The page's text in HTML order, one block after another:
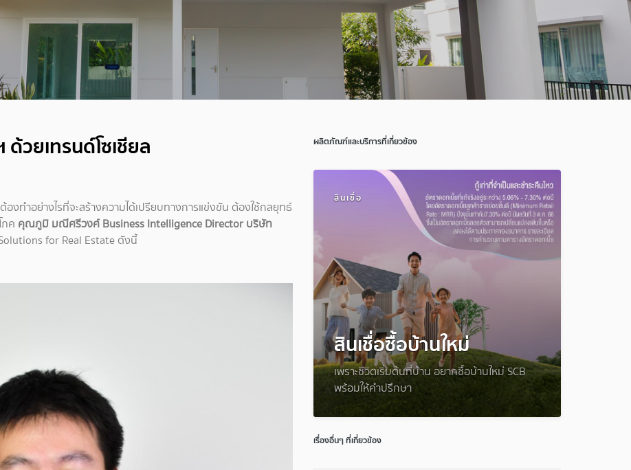
ด้วยเทรนด์โซเชียล
ทำอย่างไรที่จะสร้างความได้เปรียบทางการแข่งขัน ต้องใช้กลยุทธ์
ภค คุณภูมิ มณีศรีวงศ์ Business Intelligence Director บริษัท
for Real Estate ดังนี้
ผลิตภัณฑ์และบริการที่เกี่ยวข้อง
สินเชื่อ
สินเชื่อซื้อบ้านใหม่
เพราะชีวิตเริ่มต้นที่บ้าน อยากซื้อบ้านใหม่ SCB
พร้อมให้คำปรึกษา
เรื่องอื่นๆ ที่เกี่ยวข้อง